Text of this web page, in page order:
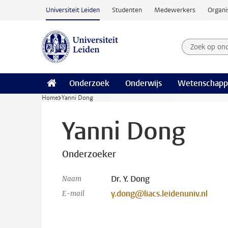
Ga naar hoofdinhoud
Universiteit Leiden Studenten Medewerkers
Zoek op
Zoekterm
Onderzoek Onderwijs
Home Yanni Dong
Yanni Dong
Onderzoeker
Naam Dr. Y. Dong
E-mail y.dong@liacs.leidenuniv.nl